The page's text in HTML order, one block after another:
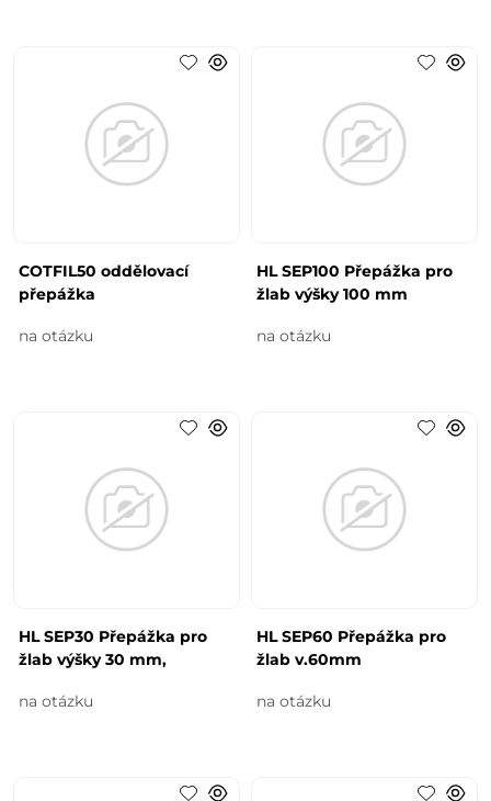
COTFIL50 oddělovací
přepážka
na otázku
HL SEP100 Přepážka pro
žlab výšky 100 mm
na otázku
HL SEP30 Přepážka pro
žlab výšky 30 mm,
na otázku
HL SEP60 Přepážka pro
žlab v.60mm
na otázku